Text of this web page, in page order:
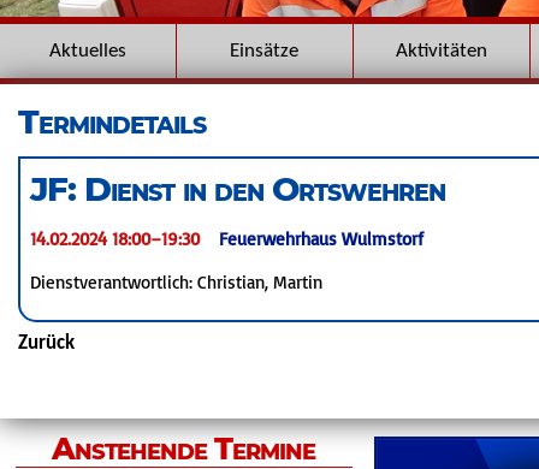
NavigationAktuelles Einsätze Aktivitäten
Termindetails
JF: Dienst in den Ortswehren
14.02.2024 18:00–19:30
Feuerwehrhaus Wulmstorf
Dienstverantwortlich: Christian, Martin
Zurück
Anstehende Termine